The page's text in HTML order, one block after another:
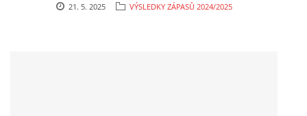
21. 5. 2025 VÝSLEDKY ZÁPASŮ 2024/2025